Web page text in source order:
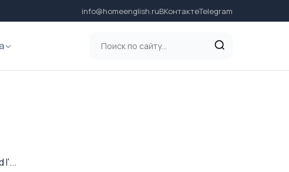
info@homeenglish.ruВКонтактеTelegram
I'...